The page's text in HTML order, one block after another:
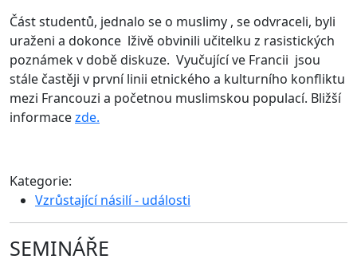
Část studentů, jednalo se o muslimy , se odvraceli, byli
uraženi a dokonce lživě obvinili učitelku z rasistických
poznámek v době diskuze. Vyučující ve Francii jsou
stále častěji v první linii etnického a kulturního konfliktu
mezi Francouzi a početnou muslimskou populací. Bližší
informacezde.
Kategorie:
Vzrůstající násilí - události
SEMINÁŘE